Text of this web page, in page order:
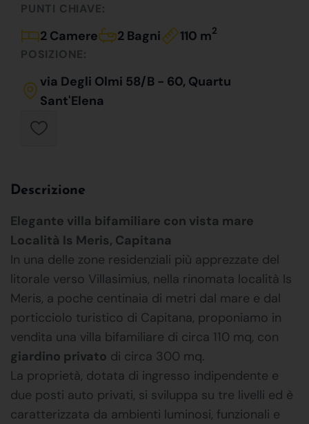
PUNTI CHIAVE:
2 Camere 2 Bagni 110 m2
POSIZIONE:
via Degli Olmi 58/B - 60, Quartu
Sant'Elena
Descrizione
Elegante villa bifamiliare con vista mare 
Località Is Meris, Capitana
In una delle zone residenziali più apprezzate del
litorale verso Villasimius, nella rinomata località Is
Meris, a poche centinaia di metri dal mare e dal
porticciolo turistico di Capitana, proponiamo in
vendita una villa bifamiliare di circa 110 mq, con
giardino privato di circa 300 mq.
La proprietà, dotata di ingresso indipendente e
due posti auto privati, si sviluppa su tre livelli ed è
caratterizzata da ambienti luminosi, funzionali e